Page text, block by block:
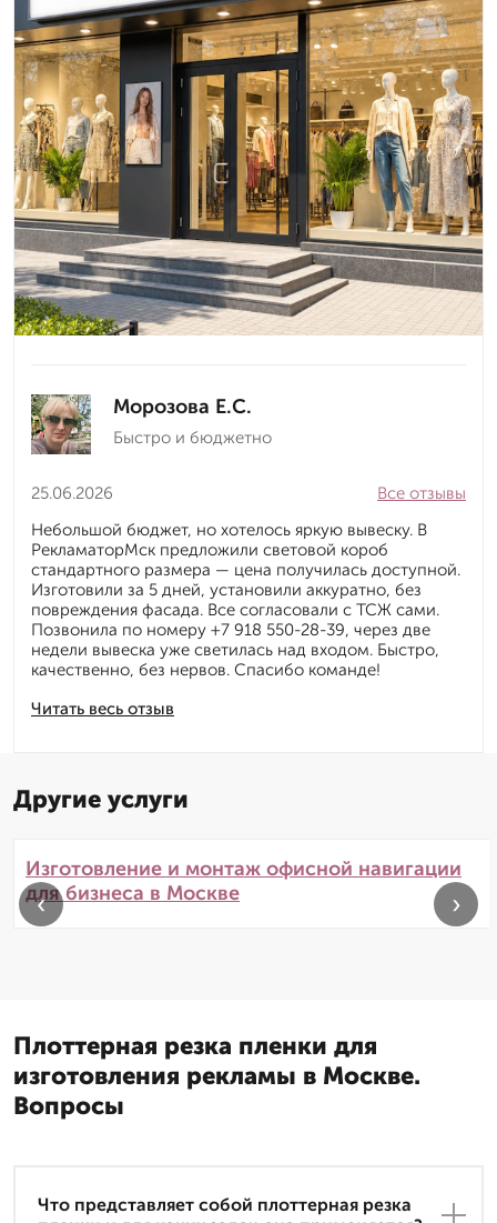
Морозова Е.С.
Быстро и бюджетно
25.06.2026
Читать весь отзыв
Все отзывы
Небольшой бюджет, но хотелось яркую вывеску. В
РекламаторМск предложили световой короб
стандартного размера — цена получилась доступной.
Изготовили за 5 дней, установили аккуратно, без
повреждения фасада. Все согласовали с ТСЖ сами.
Позвонила по номеру +7 918 550-28-39, через две
недели вывеска уже светилась над входом. Быстро,
качественно, без нервов. Спасибо команде!
Другие услуги
Изготовление и монтаж офисной навигации
для бизнеса в Москве
‹ ›
Плоттерная резка пленки для
изготовления рекламы в Москве.
Вопросы
Что представляет собой плоттерная резка